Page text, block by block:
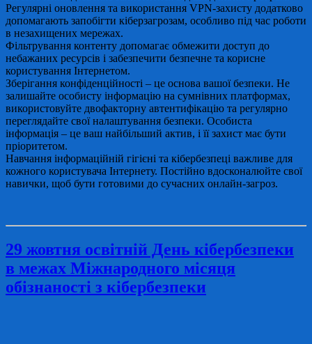
Регулярні оновлення та використання VPN-захисту додатково
допомагають запобігти кіберзагрозам, особливо під час роботи
в незахищених мережах.
Фільтрування контенту допомагає обмежити доступ до
небажаних ресурсів і забезпечити безпечне та корисне
користування Інтернетом.
Зберігання конфіденційності – це основа вашої безпеки. Не
залишайте особисту інформацію на сумнівних платформах,
використовуйте двофакторну автентифікацію та регулярно
переглядайте свої налаштування безпеки. Особиста
інформація – це ваш найбільший актив, і її захист має бути
пріоритетом.
Навчання інформаційній гігієні та кібербезпеці важливе для
кожного користувача Інтернету. Постійно вдосконалюйте свої
навички, щоб бути готовими до сучасних онлайн-загроз.
29 жовтня освітній День кібербезпеки
в межах Міжнародного місяця
обізнаності з кібербезпеки